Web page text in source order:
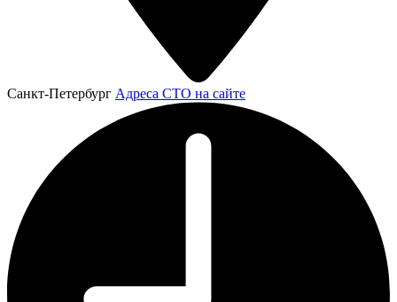
Санкт-Петербург Адреса СТО на сайте